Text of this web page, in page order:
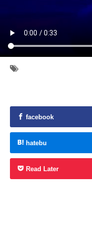
facebook
hatebu
Read Later